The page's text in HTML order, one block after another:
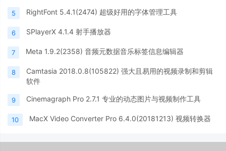
5 RightFont 5.4.1(2474) 超级好用的字体管理工具
6 SPlayerX 4.1.4 射手播放器
7 Meta 1.9.2(2358) 音频元数据音乐标签信息编辑器
8
Camtasia 2018.0.8(105822) 强大且易用的视频录制和剪辑
软件
9 Cinemagraph Pro 2.7.1 专业的动态图片与视频制作工具
10 MacX Video Converter Pro 6.4.0(20181213) 视频转换器